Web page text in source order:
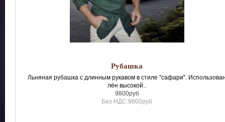
Рубашка
Льняная рубашка с длинным рукавом в стиле "сафари".
лён высокой..
9800руб
Без НДС:9800руб